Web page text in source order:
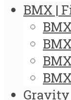
BMX |
Gravity